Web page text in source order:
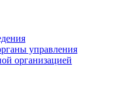
управления
организацией